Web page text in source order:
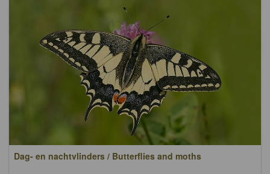
Dag- en nachtvlinders / Butterflies and moths